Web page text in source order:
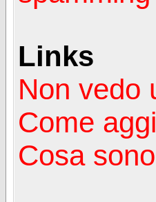
Links
Non vedo
Come
Cosa